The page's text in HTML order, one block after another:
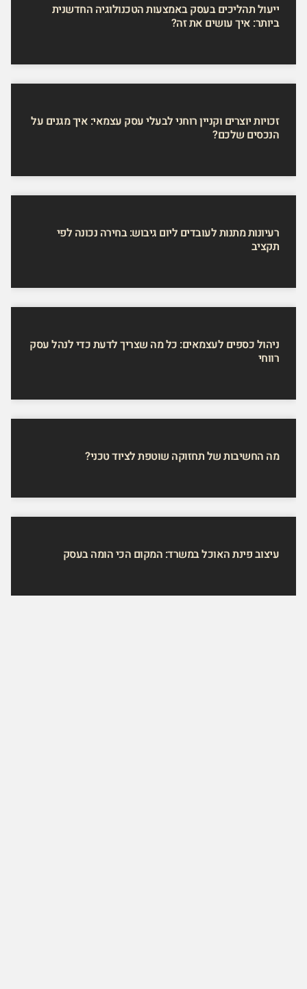
ייעול תהליכים בעסק באמצעות הטכנולוגיה החדשנית
ביותר: איך עושים את זה?
זכויות יוצרים וקניין רוחני לבעלי עסק עצמאי: איך מגנים על
הנכסים שלכם?
רעיונות מתנות לעובדים ליום גיבוש: בחירה נכונה לפי
תקציב
ניהול כספים לעצמאים: כל מה שצריך לדעת כדי לנהל עסק
רווחי
מה החשיבות של תחזוקה שוטפת לציוד טכני?
עיצוב פינת האוכל במשרד: המקום הכי הומה בעסק